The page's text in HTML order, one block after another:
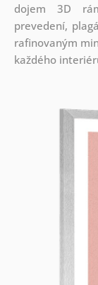
dojem 3D
prevedení,
rafinovaným
každého